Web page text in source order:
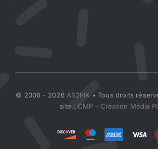
© 2006 - 2026 AS2PIK • Tous droits
site : CMP - Création Média